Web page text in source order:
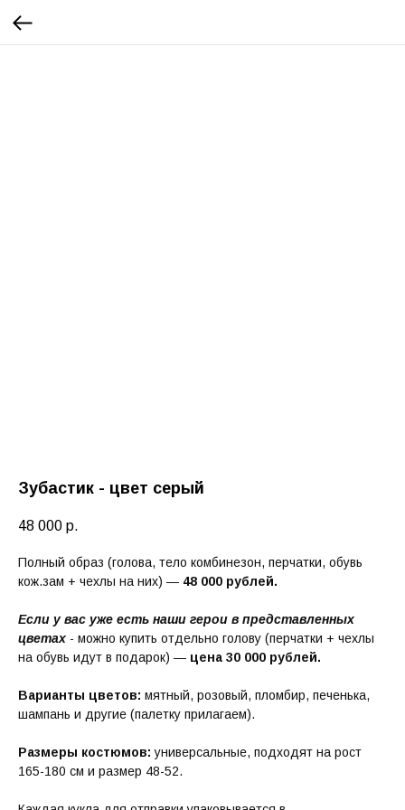
Зубастик - цвет серый
48 000 р.
Полный образ (голова, тело комбинезон, перчатки, обувь
кож.зам + чехлы на них) — 48 000 рублей.
Если у вас уже есть наши герои в представленных
цветах - можно купить отдельно голову (перчатки + чехлы
на обувь идут в подарок) — цена 30 000 рублей.
Варианты цветов: мятный, розовый, пломбир, печенька,
шампань и другие (палетку прилагаем).
Размеры костюмов:универсальные, подходят на рост
165-180 см и размер 48-52.